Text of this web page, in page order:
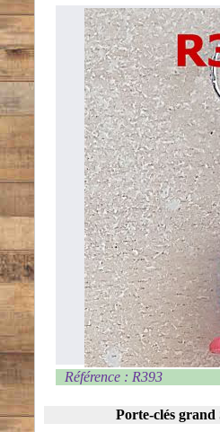
Référence : R393
Porte-clés